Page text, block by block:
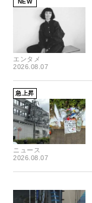
NEW
エンタメ
2026.08.07
急上昇
ニュース
2026.08.07